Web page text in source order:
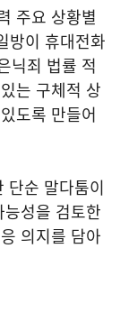
주요 상황별
방이 휴대전화
닉죄 법률 적
는 구체적 상
도록 만들어
단순 말다툼이
성을 검토한
의지를 담아